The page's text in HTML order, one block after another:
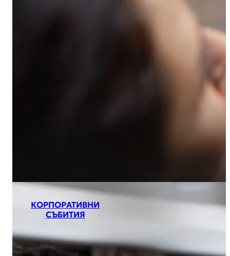
КОРПОРАТИВНИ
СЪБИТИЯ